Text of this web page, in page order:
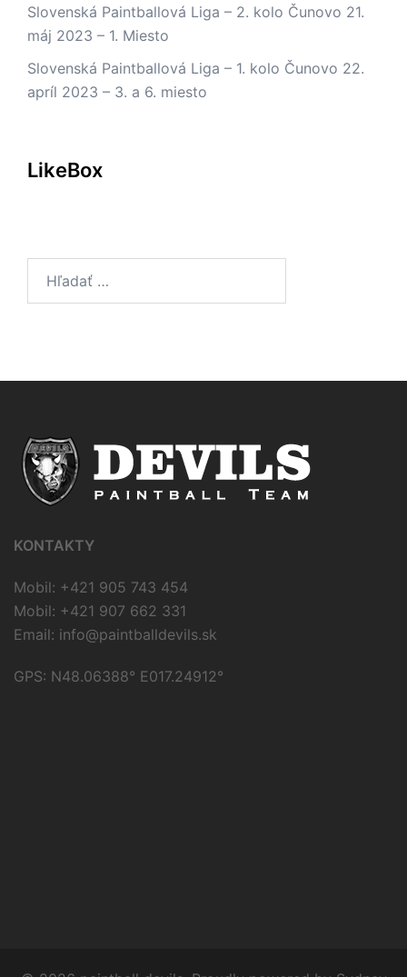
Slovenská Paintballová Liga – 2. kolo Čunovo 21.
máj 2023 – 1. Miesto
Slovenská Paintballová Liga – 1. kolo Čunovo 22.
apríl 2023 – 3. a 6. miesto
LikeBox
KONTAKTY
Mobil: +421 905 743 454
Mobil: +421 907 662 331
Email: info@paintballdevils.sk
GPS: N48.06388° E017.24912°